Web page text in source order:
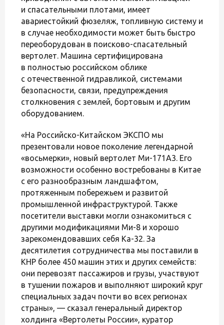
и спасательными плотами, имеет
авариестойкий фюзеляж, топливную систему и
в случае необходимости может быть быстро
переоборудован в поисково-спасательный
вертолет. Машина сертифицирована
в полностью российском облике
с отечественной гидравликой, системами
безопасности, связи, предупреждения
столкновения с землей, бортовым и другим
оборудованием.
«На Российско-Китайском ЭКСПО мы
презентовали новое поколение легендарной
«восьмерки», новый вертолет Ми-171А3. Его
возможности особенно востребованы в Китае
с его разнообразным ландшафтом,
протяженным побережьем и развитой
промышленной инфраструктурой. Также
посетители выставки могли ознакомиться с
другими модификациями Ми-8 и хорошо
зарекомендовавших себя Ка-32. За
десятилетия сотрудничества мы поставили в
КНР более 450 машин этих и других семейств:
они перевозят пассажиров и грузы, участвуют
в тушении пожаров и выполняют широкий круг
специальных задач почти во всех регионах
страны», — сказал генеральный директор
холдинга «Вертолеты России», куратор